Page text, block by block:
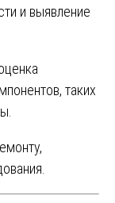
и выявление
таких